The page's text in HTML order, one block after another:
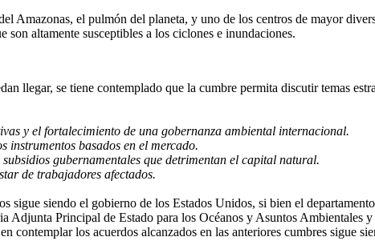
Amazonas, el pulmón del planeta, y uno de los centros de mayor
altamente susceptibles a los ciclones e inundaciones.
llegar, se tiene contemplado que la cumbre permita discutir temas
y el fortalecimiento de una gobernanza ambiental internacional.
instrumentos basados ​​en el mercado.
gubernamentales que detrimentan el capital natural.
de trabajadores afectados.
sigue siendo el gobierno de los Estados Unidos, si bien el
Adjunta Principal de Estado para los Océanos y Asuntos Ambientales
los acuerdos alcanzados en las anteriores cumbres sigue